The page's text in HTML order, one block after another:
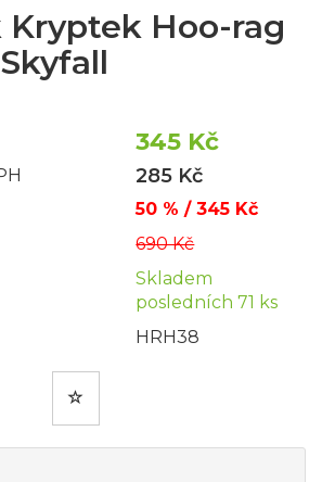
Kryptek Hoo-rag
345 Kč
285 Kč
50 % / 345 Kč
690 Kč
Skladem
posledních 71 ks
HRH38